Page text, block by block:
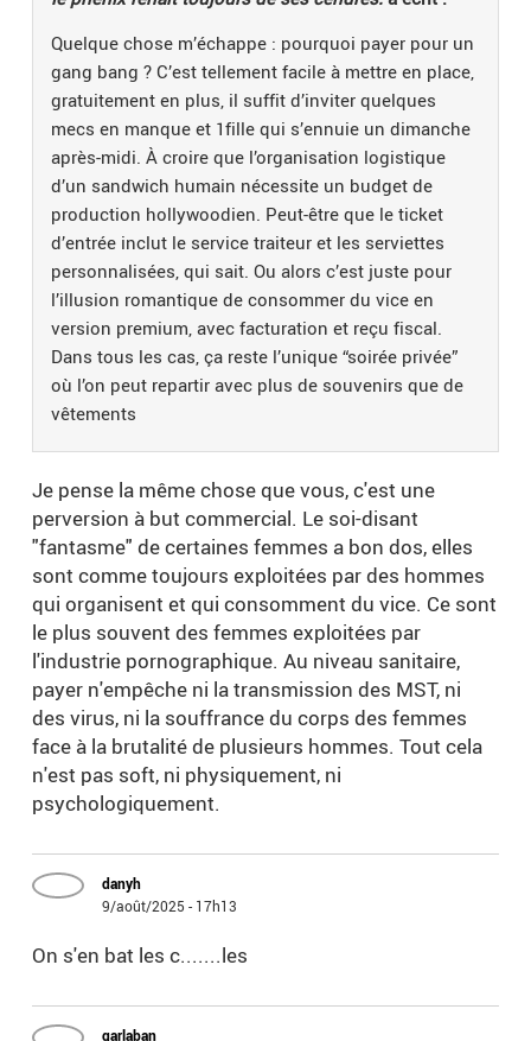
Quelque chose m’échappe : pourquoi payer pour un
gang bang ? C’est tellement facile à mettre en place,
gratuitement en plus, il suffit d’inviter quelques
mecs en manque et 1fille qui s’ennuie un dimanche
après-midi. À croire que l’organisation logistique
d’un sandwich humain nécessite un budget de
production hollywoodien. Peut-être que le ticket
d’entrée inclut le service traiteur et les serviettes
personnalisées, qui sait. Ou alors c’est juste pour
l’illusion romantique de consommer du vice en
version premium, avec facturation et reçu fiscal.
Dans tous les cas, ça reste l’unique “soirée privée”
où l’on peut repartir avec plus de souvenirs que de
vêtements
Je pense la même chose que vous, c'est une
perversion à but commercial. Le soi-disant
"fantasme" de certaines femmes a bon dos, elles
sont comme toujours exploitées par des hommes
qui organisent et qui consomment du vice. Ce sont
le plus souvent des femmes exploitées par
l'industrie pornographique. Au niveau sanitaire,
payer n'empêche ni la transmission des MST, ni
des virus, ni la souffrance du corps des femmes
face à la brutalité de plusieurs hommes. Tout cela
n'est pas soft, ni physiquement, ni
psychologiquement.
danyh
9/août/2025 - 17h13
On s'en bat les c.......les
garlaban